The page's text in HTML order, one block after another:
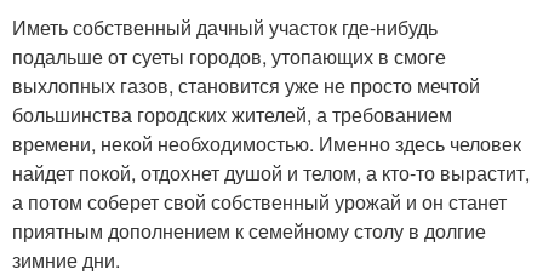
Иметь собственный дачный участок где-нибудь
подальше от суеты городов, утопающих в смоге
выхлопных газов, становится уже не просто мечтой
большинства городских жителей, а требованием
времени, некой необходимостью. Именно здесь человек
найдет покой, отдохнет душой и телом, а кто-то вырастит,
а потом соберет свой собственный урожай и он станет
приятным дополнением к семейному столу в долгие
зимние дни.